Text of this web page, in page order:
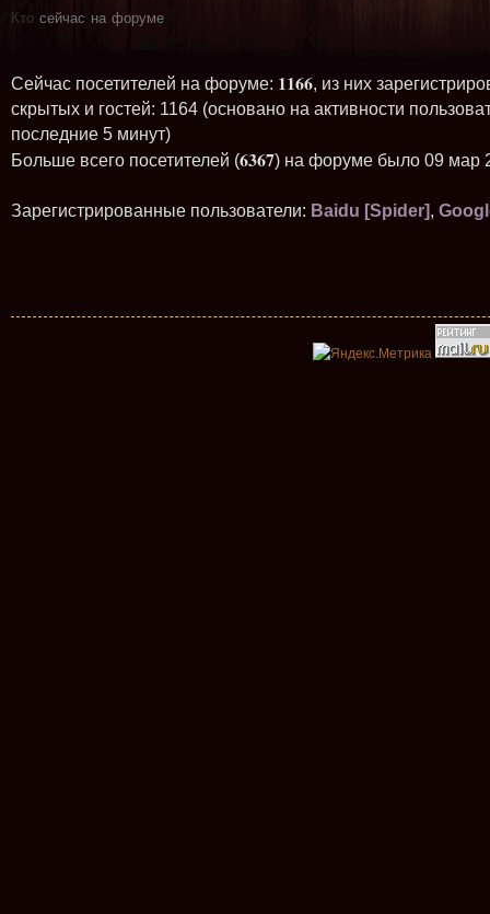
Кто сейчас на форуме
Сейчас посетителей на форуме: 1166, из них
скрытых и гостей: 1164 (основано на активности
последние 5 минут)
Больше всего посетителей (6367) на форуме было 09 мар
Зарегистрированные пользователи: Baidu [Spider],